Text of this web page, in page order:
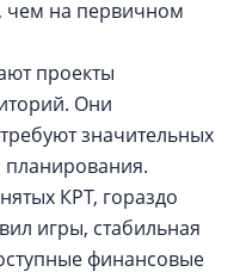
чем на первичном
проекты
Они
значительных
планирования.
КРТ, гораздо
игры, стабильная
финансовые